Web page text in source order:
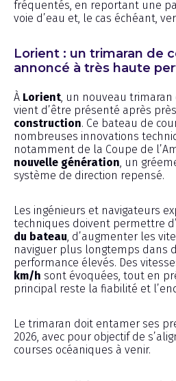
fréquentés, en reportant une
voie d’eau et, le cas échéant,
Lorient : un trimaran de
annoncé à très haute
À Lorient , un nouveau
vient d’être présenté après
construction. Ce bateau de
nombreuses innovations
notamment de la Coupe de
nouvelle génération , un
système de direction repensé.
Les ingénieurs et navigateurs
techniques doivent permettre
du bateau , d’augmenter les
naviguer plus longtemps dans
performance élevés. Des
km/h sont évoquées, tout en
principal reste la fiabilité et
Le trimaran doit entamer ses
2026, avec pour objectif de
courses océaniques à venir.